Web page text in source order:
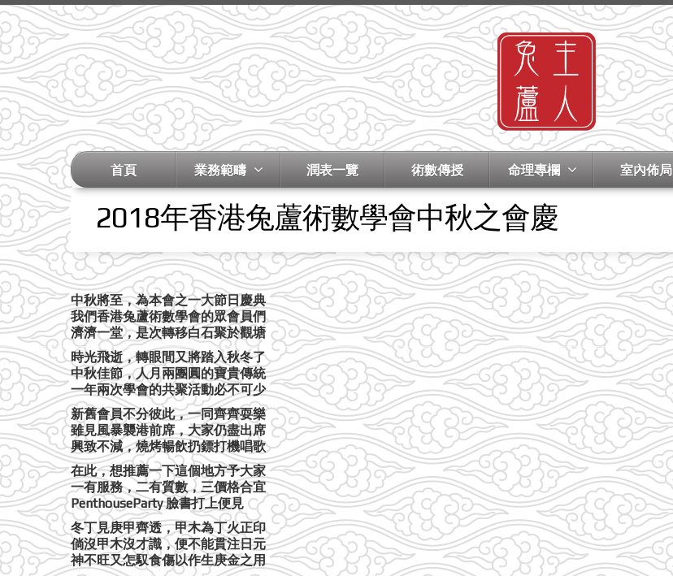
首頁 業務範疇 潤表一覽 術數傳授 命理專欄 室內佈局
2018年香港兔蘆術數學會中秋之會慶
中秋將至，為本會之一大節日慶典
我們香港兔蘆術數學會的眾會員們
濟濟一堂，是次轉移白石聚於觀塘
時光飛逝，轉眼間又將踏入秋冬了
中秋佳節，人月兩團圓的寶貴傳統
一年兩次學會的共聚活動必不可少
新舊會員不分彼此，一同齊齊耍樂
雖見風暴襲港前席，大家仍盡出席
興致不減，燒烤暢飲扔鏢打機唱歌
在此，想推薦一下這個地方予大家
一有服務，二有質數，三價格合宜
PenthouseParty 臉書打上便見
冬丁見庚甲齊透，甲木為丁火正印
倘沒甲木沒才識，便不能貫注日元
神不旺又怎馭食傷以作生庚金之用